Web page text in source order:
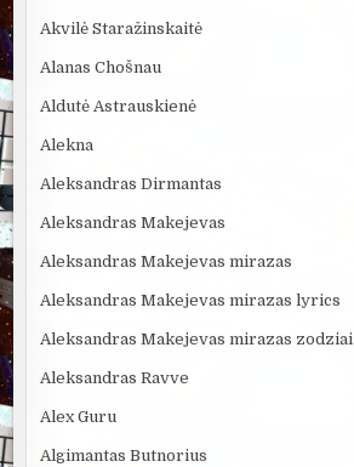
Akvilė Staražinskaitė
Alanas Chošnau
Aldutė Astrauskienė
Alekna
Aleksandras Dirmantas
Aleksandras Makejevas
Aleksandras Makejevas mirazas
Aleksandras Makejevas mirazas lyrics
Aleksandras Makejevas mirazas zodziai
Aleksandras Ravve
Alex Guru
Algimantas Butnorius